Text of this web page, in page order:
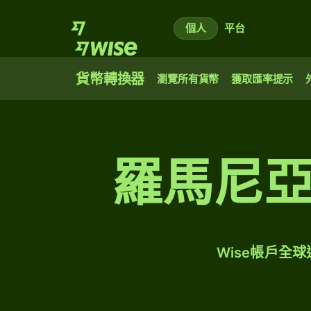
個人 平台
貨幣轉換器 瀏覽所有貨幣 獲取匯率提示
羅馬尼
Wise帳戶全球